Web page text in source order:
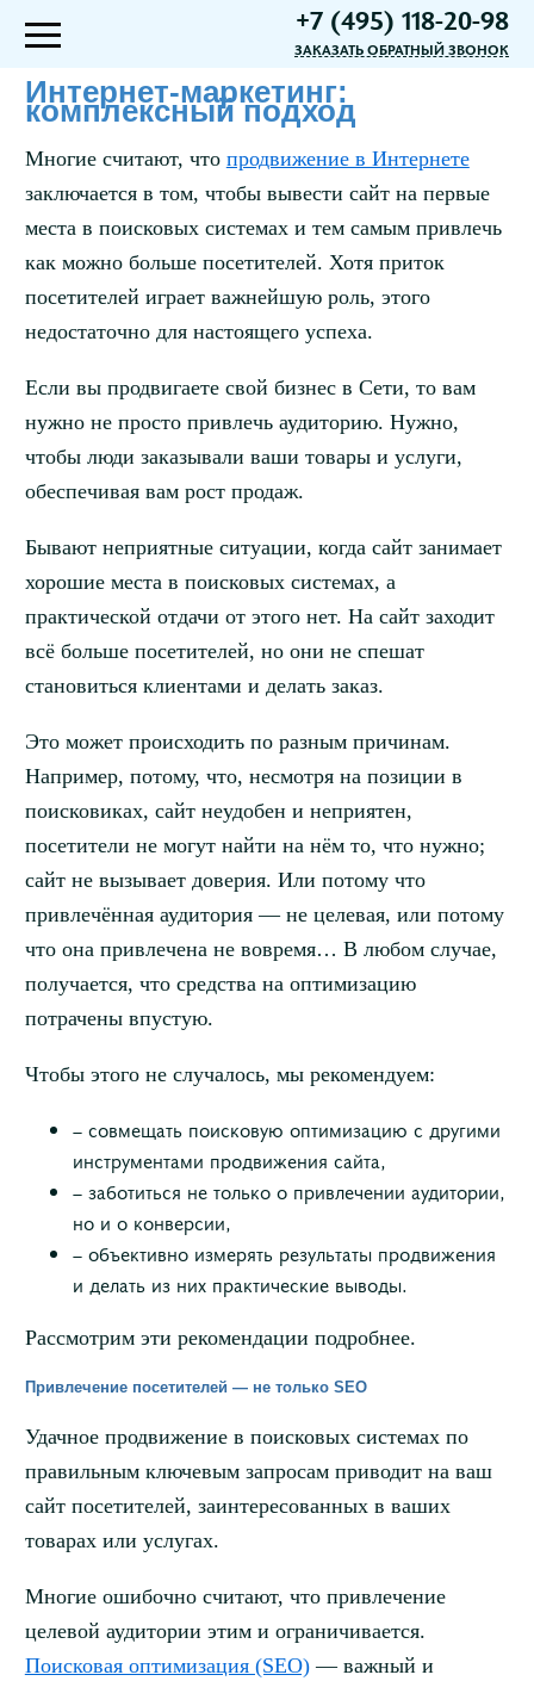
+7 (495) 118-20-98
ЗАКАЗАТЬ ОБРАТНЫЙ ЗВОНОК
Интернет-маркетинг:
комплексный подход
Многие считают, что продвижение в Интернете
заключается в том, чтобы вывести сайт на первые
места в поисковых системах и тем самым привлечь
как можно больше посетителей. Хотя приток
посетителей играет важнейшую роль, этого
недостаточно для настоящего успеха.
Если вы продвигаете свой бизнес в Сети, то вам
нужно не просто привлечь аудиторию. Нужно,
чтобы люди заказывали ваши товары и услуги,
обеспечивая вам рост продаж.
Бывают неприятные ситуации, когда сайт занимает
хорошие места в поисковых системах, а
практической отдачи от этого нет. На сайт заходит
всё больше посетителей, но они не спешат
становиться клиентами и делать заказ.
Это может происходить по разным причинам.
Например, потому, что, несмотря на позиции в
поисковиках, сайт неудобен и неприятен,
посетители не могут найти на нём то, что нужно;
сайт не вызывает доверия. Или потому что
привлечённая аудитория — не целевая, или потому
что она привлечена не вовремя… В любом случае,
получается, что средства на оптимизацию
потрачены впустую.
Чтобы этого не случалось, мы рекомендуем:
– совмещать поисковую оптимизацию с другими
инструментами продвижения сайта,
– заботиться не только о привлечении аудитории,
но и о конверсии,
– объективно измерять результаты продвижения
и делать из них практические выводы.
Рассмотрим эти рекомендации подробнее.
Привлечение посетителей — не только SEO
Удачное продвижение в поисковых системах по
правильным ключевым запросам приводит на ваш
сайт посетителей, заинтересованных в ваших
товарах или услугах.
Многие ошибочно считают, что привлечение
целевой аудитории этим и ограничивается.
Поисковая оптимизация (SEO)— важный и